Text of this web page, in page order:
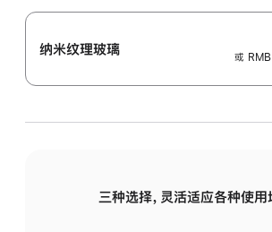
纳米纹理玻璃
或
三种选择，灵活适应各种使用